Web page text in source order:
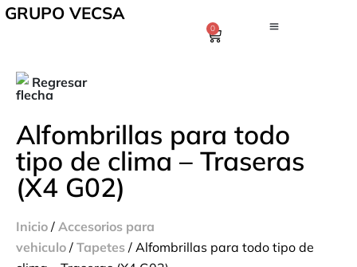
GRUPO VECSA
0
Regresar
Alfombrillas para todo
tipo de clima – Traseras
(X4 G02)
Inicio / Accesorios para
vehiculo / Tapetes / Alfombrillas para todo tipo de